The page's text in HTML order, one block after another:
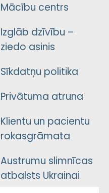
Mācību centrs
Izglāb dzīvību –
ziedo asinis
Sīkdatņu politika
Privātuma atruna
Klientu un pacientu
rokasgrāmata
Austrumu slimnīcas
atbalsts Ukrainai